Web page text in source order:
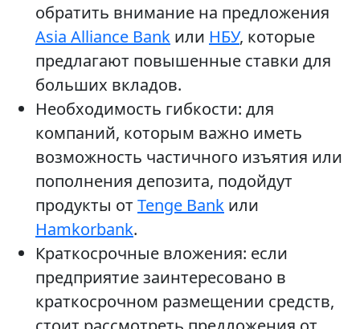
обратить внимание на предложения
Asia Alliance Bank или НБУ, которые
предлагают повышенные ставки для
больших вкладов.
Необходимость гибкости: для
компаний, которым важно иметь
возможность частичного изъятия или
пополнения депозита, подойдут
продукты от Tenge Bank или
Hamkorbank.
Краткосрочные вложения: если
предприятие заинтересовано в
краткосрочном размещении средств,